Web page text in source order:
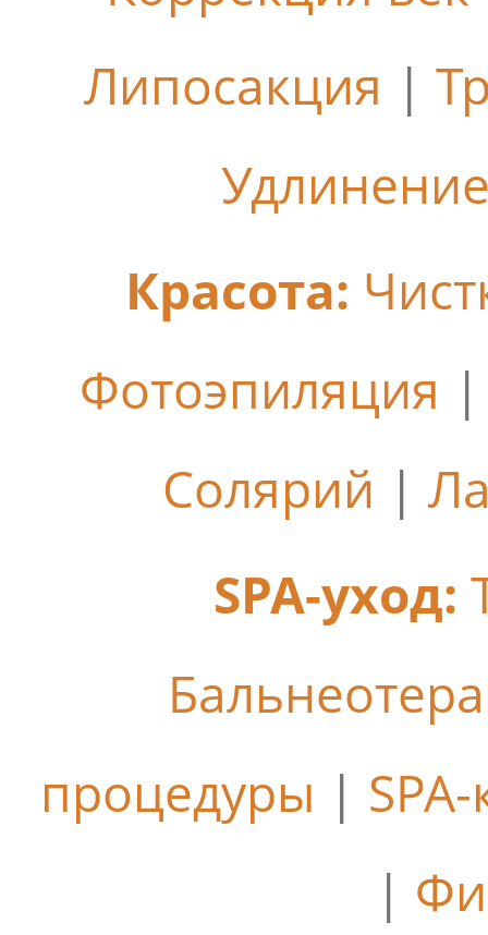
Липосакция |
Красота:
Фотоэпиляция
Солярий |
SPA-уход:
процедуры |
|